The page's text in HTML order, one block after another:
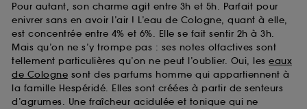
Pour autant, son charme agit entre 3h et 5h. Parfait pour
enivrer sans en avoir l’air ! L’eau de Cologne, quant à elle,
est concentrée entre 4% et 6%. Elle se fait sentir 2h à 3h.
Mais qu’on ne s’y trompe pas : ses notes olfactives sont
tellement particulières qu’on ne peut l’oublier. Oui, les eaux
de Cologne sont des parfums homme qui appartiennent à
la famille Hespéridé. Elles sont créées à partir de senteurs
d’agrumes. Une fraîcheur acidulée et tonique qui ne